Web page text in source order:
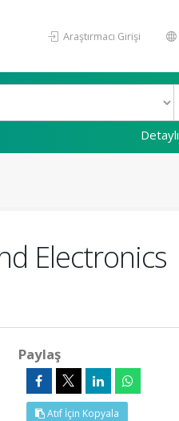
Araştırmacı Girişi
Electronics
Paylaş
Atıf İçin Kopyala